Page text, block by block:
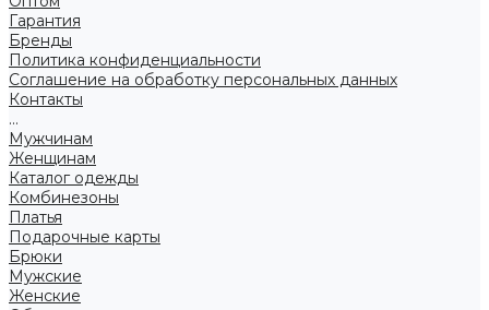
Гарантия
Бренды
Политика конфиденциальности
Соглашение на обработку персональных данных
Контакты
...
Мужчинам
Женщинам
Каталог одежды
Комбинезоны
Платья
Подарочные карты
Брюки
Мужские
Женские